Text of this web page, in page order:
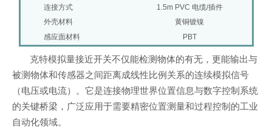
连接方式
1.5m PVC 电缆/插件
外壳材料
黄铜镀镍
感应面材料
PBT
克特模拟量接近开关不仅能检测物体的有无，更能输出与
被测物体和传感器之间距离成线性比例关系的连续模拟信号
（电压或电流）。它是连接物理世界位置信息与数字控制系统
的关键桥梁，广泛应用于需要精密位置测量和过程控制的工业
自动化领域。